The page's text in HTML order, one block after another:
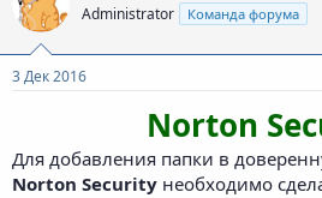
Administrator Команда форума
3 Дек 2016
Norton
Для добавления папки в
Norton Security необходимо